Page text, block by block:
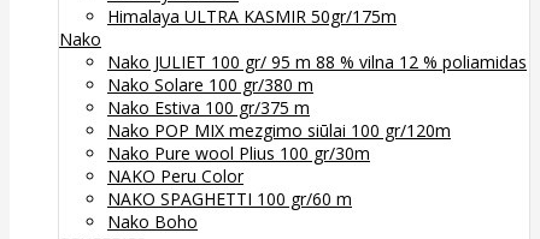
Himalaya ULTRA KASMIR 50gr/175m
Nako
Nako JULIET 100 gr/ 95 m 88 % vilna 12 % poliamidas
Nako Solare 100 gr/380 m
Nako Estiva 100 gr/375 m
Nako POP MIX mezgimo siūlai 100 gr/120m
Nako Pure wool Plius 100 gr/30m
NAKO Peru Color
NAKO SPAGHETTI 100 gr/60 m
Nako Boho